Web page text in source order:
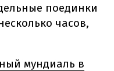
поединки
часов,
мундиаль в